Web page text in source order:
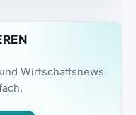
Wirtschaftsnews